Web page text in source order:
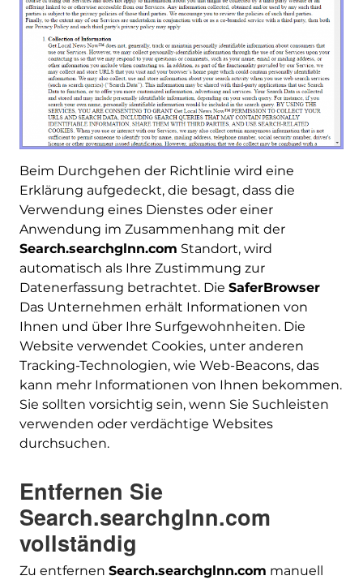
Beim Durchgehen der Richtlinie wird eine
Erklärung aufgedeckt, die besagt, dass die
Verwendung eines Dienstes oder einer
Anwendung im Zusammenhang mit der
Search.searchglnn.com Standort, wird
automatisch als Ihre Zustimmung zur
Datenerfassung betrachtet. Die SaferBrowser
Das Unternehmen erhält Informationen von
Ihnen und über Ihre Surfgewohnheiten. Die
Website verwendet Cookies, unter anderen
Tracking-Technologien, wie Web-Beacons, das
kann mehr Informationen von Ihnen bekommen.
Sie sollten vorsichtig sein, wenn Sie Suchleisten
verwenden oder verdächtige Websites
durchsuchen.
Entfernen Sie
Search.searchglnn.com
vollständig
Zu entfernen Search.searchglnn.com manuell
Herunterladen
Malware Removal Tool